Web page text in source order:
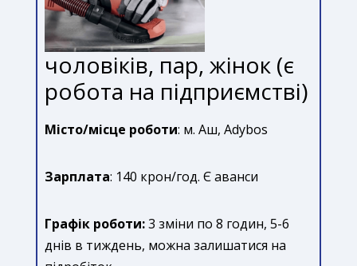
чоловіків, пар, жінок (є
робота на підприємстві)
Місто/місце роботи: м. Аш, Adybos
Зарплата: 140 крон/год. Є аванси
Графік роботи:3 зміни по 8 годин, 5-6
днів в тиждень, можна залишатися на